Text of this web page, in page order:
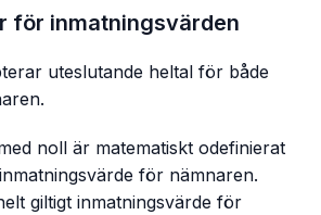
för inmatningsvärden
uteslutande heltal för både
noll är matematiskt odefinierat
för nämnaren.
giltigt inmatningsvärde för